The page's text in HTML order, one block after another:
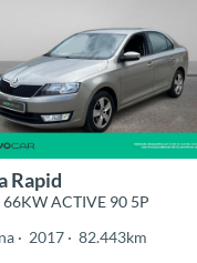
Rapid
66KW ACTIVE 90 5P
2017 82.443km